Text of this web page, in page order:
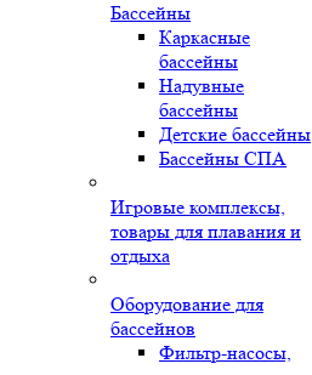
Бассейны
Каркасные
бассейны
Надувные
бассейны
Детские бассейны
Бассейны СПА
Игровые комплексы,
товары для плавания и
отдыха
Оборудование для
бассейнов
Фильтр-насосы,